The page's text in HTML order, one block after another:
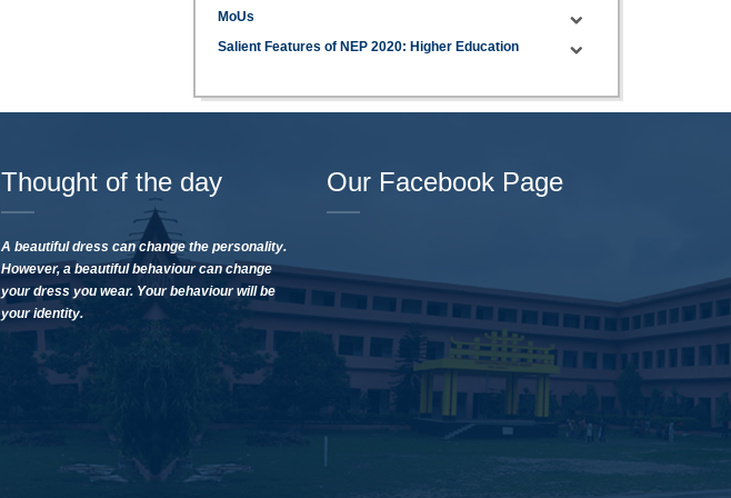
MoUs
Salient Features of NEP 2020: Higher Education
Thought of the day
A beautiful dress can change the personality.
However, a beautiful behaviour can change
your dress you wear. Your behaviour will be
your identity.
Our Facebook Page